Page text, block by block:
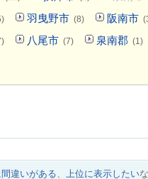
羽曳野市 (8) 阪南市
八尾市 (7) 泉南郡 (1)
違いがある、 上位に表示したい